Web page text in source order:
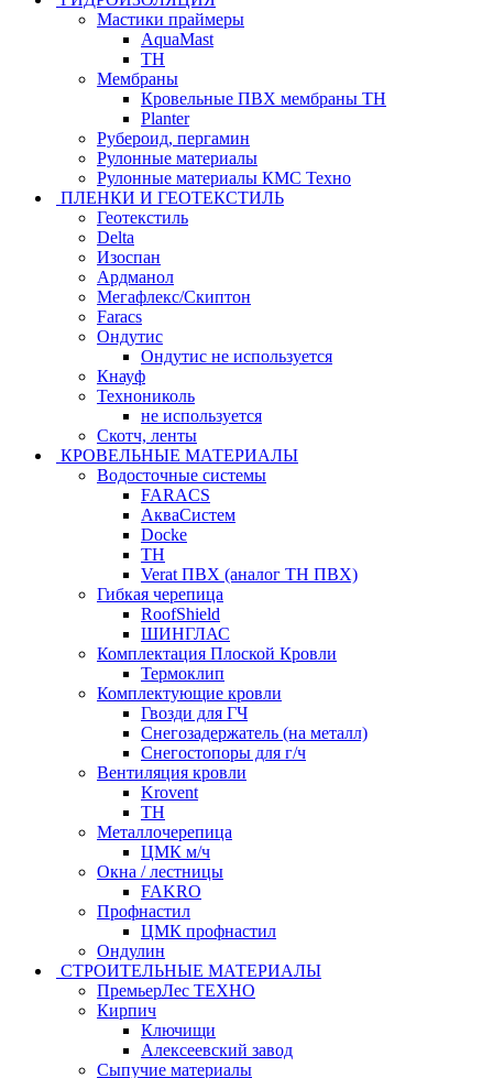
Мастики праймеры
AquaMast
ТН
Мембраны
Кровельные ПВХ мембраны ТН
Planter
Рубероид, пергамин
Рулонные материалы
Рулонные материалы КМС Техно
ПЛЕНКИ И ГЕОТЕКСТИЛЬ
Геотекстиль
Delta
Изоспан
Ардманол
Мегафлекс/Скиптон
Faracs
Ондутис
Ондутис не используется
Кнауф
Технониколь
не используется
Скотч, ленты
КРОВЕЛЬНЫЕ МАТЕРИАЛЫ
Водосточные системы
FARACS
АкваСистем
Docke
ТН
Verat ПВХ (аналог ТН ПВХ)
Гибкая черепица
RoofShield
ШИНГЛАС
Комплектация Плоской Кровли
Термоклип
Комплектующие кровли
Гвозди для ГЧ
Снегозадержатель (на металл)
Снегостопоры для г/ч
Вентиляция кровли
Krovent
ТН
Металлочерепица
ЦМК м/ч
Окна / лестницы
FAKRO
Профнастил
ЦМК профнастил
Ондулин
СТРОИТЕЛЬНЫЕ МАТЕРИАЛЫ
ПремьерЛес ТЕХНО
Кирпич
Ключищи
Алексеевский завод
Сыпучие материалы